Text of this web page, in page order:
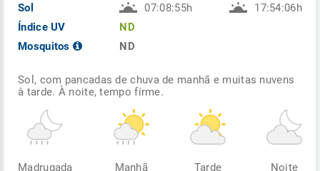
Sol
Índice UV
Mosquitos
07:08:55h
ND
ND
17:54:06h
Sol, com pancadas de chuva de manhã e muitas nuvens
à tarde. À noite, tempo firme.
Madrugada Manhã Tarde Noite